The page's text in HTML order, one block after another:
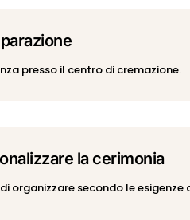
presso il centro di cremazione.
la cerimonia
secondo le esigenze